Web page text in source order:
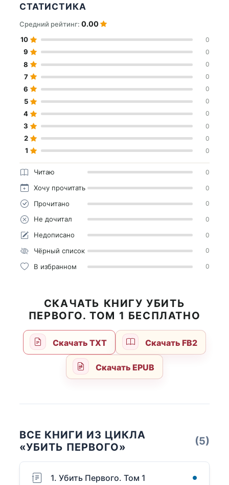
СТАТИСТИКА
Средний рейтинг: 0.00
10 0
9 0
8 0
7 0
6 0
5 0
4 0
3 0
2 0
1 0
Читаю 0
Хочу прочитать 0
Прочитано 0
Не дочитал 0
Недописано 0
Чёрный список 0
В избранном 0
СКАЧАТЬ КНИГУ УБИТЬ
ПЕРВОГО. ТОМ 1 БЕСПЛАТНО
Скачать TXT Скачать FB2
Скачать EPUB
ВСЕ КНИГИ ИЗ ЦИКЛА
«УБИТЬ ПЕРВОГО»
(5)
1. Убить Первого. Том 1